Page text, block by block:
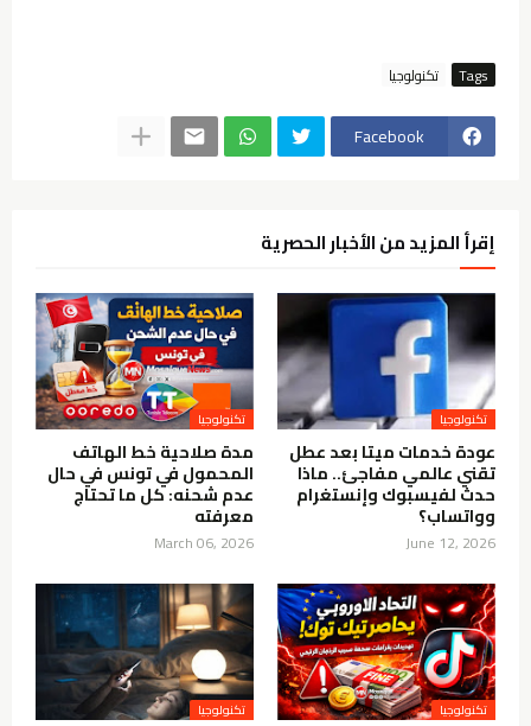
Tags تكنولوجيا
Facebook
إقرأ المزيد من الأخبار الحصرية
تكنولوجيا
عودة خدمات ميتا بعد عطل
تقني عالمي مفاجئ.. ماذا
حدث لفيسبوك وإنستغرام
وواتساب؟
June 12, 2026
تكنولوجيا
مدة صلاحية خط الهاتف
المحمول في تونس في حال
عدم شحنه: كل ما تحتاج
معرفته
March 06, 2026
تكنولوجيا تكنولوجيا